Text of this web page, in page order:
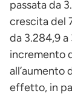
passata da
crescita del
da 3.284,9
incremento
all’aumento
effetto, in